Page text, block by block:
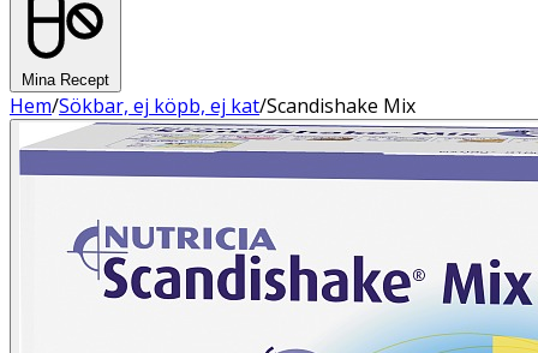
Mina Recept
Hem/Sökbar, ej köpb, ej kat/Scandishake Mix